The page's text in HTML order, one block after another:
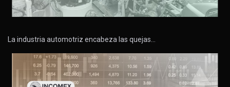
La industria automotriz encabeza las quejas…